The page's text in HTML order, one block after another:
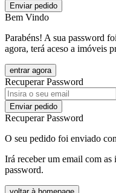
Enviar pedido
Bem Vindo
Parabéns! A sua password
agora, terá aceso a imóveis
entrar agora
Recuperar Password
Enviar pedido
Recuperar Password
O seu pedido foi enviado
Irá receber um email com as
password.